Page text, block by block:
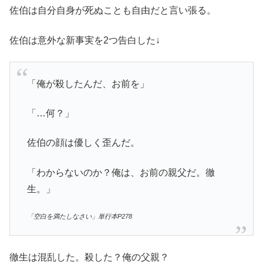
佐伯は自分自身が死ぬことも自由だと言い張る。
佐伯は意外な新事実を2つ告白した↓
「俺が殺したんだ、お前を」
「…何？」
佐伯の顔は優しく歪んだ。
「わからないのか？俺は、お前の親父だ。徹
生。」
「空白を満たしなさい」単行本P278
徹生は混乱した。殺した？俺の父親？